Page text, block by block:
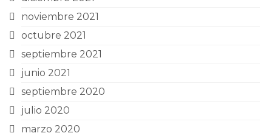
noviembre 2021
octubre 2021
septiembre 2021
junio 2021
septiembre 2020
julio 2020
marzo 2020